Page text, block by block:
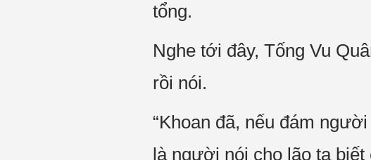
tổng.
Nghe tới đây, Tống Vu
rồi nói.
“Khoan đã, nếu đám
là người nói cho lão ta